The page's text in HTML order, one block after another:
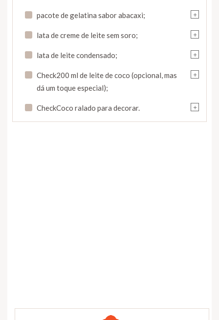
+
pacote de gelatina sabor abacaxi;
+
lata de creme de leite sem soro;
+
lata de leite condensado;
+
Check200 ml de leite de coco (opcional, mas
dá um toque especial);
+
CheckCoco ralado para decorar.